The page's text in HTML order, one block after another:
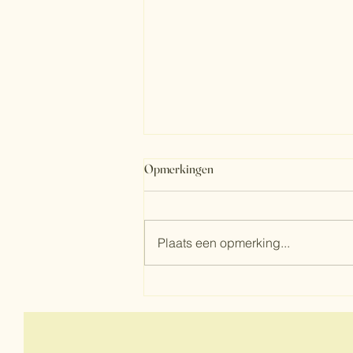
Opmerkingen
Plaats een opmerking...